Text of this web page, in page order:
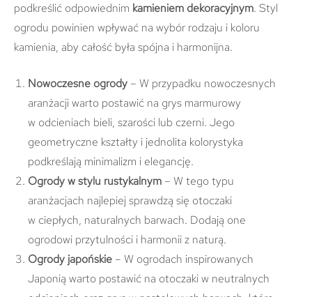
podkreślić odpowiednim kamieniem dekoracyjnym. Styl
ogrodu powinien wpływać na wybór rodzaju i koloru
kamienia, aby całość była spójna i harmonijna.
Nowoczesne ogrody – W przypadku nowoczesnych
aranżacji warto postawić na grys marmurowy
w odcieniach bieli, szarości lub czerni. Jego
geometryczne kształty i jednolita kolorystyka
podkreślają minimalizm i elegancję.
Ogrody w stylu rustykalnym – W tego typu
aranżacjach najlepiej sprawdzą się otoczaki
w ciepłych, naturalnych barwach. Dodają one
ogrodowi przytulności i harmonii z naturą.
Ogrody japońskie – W ogrodach inspirowanych
Japonią warto postawić na otoczaki w neutralnych